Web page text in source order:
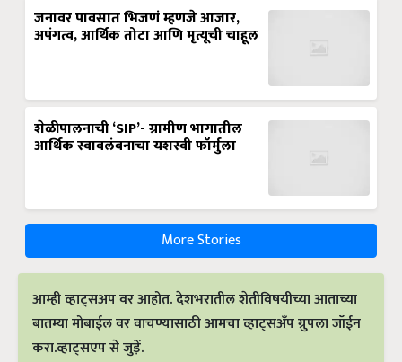
जनावर पावसात भिजणं म्हणजे आजार,
अपंगत्व, आर्थिक तोटा आणि मृत्यूची चाहूल
शेळीपालनाची ‘SIP’- ग्रामीण भागातील
आर्थिक स्वावलंबनाचा यशस्वी फॉर्मुला
More Stories
आम्ही व्हाट्सअप वर आहोत. देशभरातील शेतीविषयीच्या आताच्या
बातम्या मोबाईल वर वाचण्यासाठी आमचा व्हाट्सअँप ग्रुपला जॉईन
करा.व्हाट्सएप से जुड़ें.